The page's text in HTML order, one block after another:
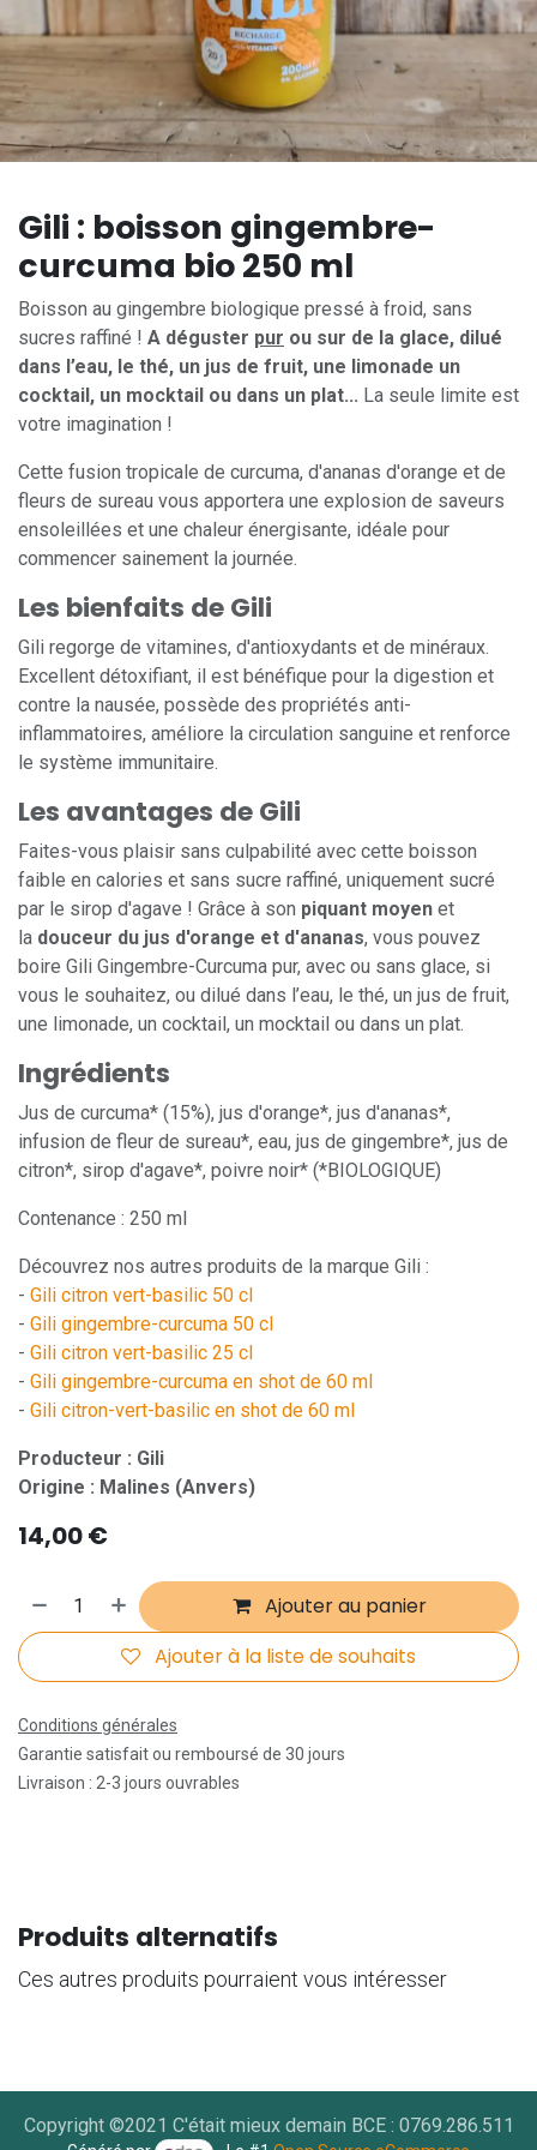
Gili : boisson gingembre-
curcuma bio 250 ml
Boisson au gingembre biologique pressé à froid, sans
sucres raffiné ! A déguster pur ou sur de la glace, dilué
dans l’eau, le thé, un jus de fruit, une limonade un
cocktail, un mocktail ou dans un plat... La seule limite est
votre imagination !
Cette fusion tropicale de curcuma, d'ananas d'orange et de
fleurs de sureau vous apportera une explosion de saveurs
ensoleillées et une chaleur énergisante, idéale pour
commencer sainement la journée.
Les bienfaits de Gili
Gili regorge de vitamines, d'antioxydants et de minéraux.
Excellent détoxifiant, il est bénéfique pour la digestion et
contre la nausée, possède des propriétés anti-
inflammatoires, améliore la circulation sanguine et renforce
le système immunitaire.
Les avantages de Gili
Faites-vous plaisir sans culpabilité avec cette boisson
faible en calories et sans sucre raffiné, uniquement sucré
par le sirop d'agave ! Grâce à son piquant moyen et
la douceur du jus d'orange et d'ananas, vous pouvez
boire Gili Gingembre-Curcuma pur, avec ou sans glace, si
vous le souhaitez, ou dilué dans l’eau, le thé, un jus de fruit,
une limonade, un cocktail, un mocktail ou dans un plat.
Ingrédients
Jus de curcuma* (15%), jus d'orange*, jus d'ananas*,
infusion de fleur de sureau*, eau, jus de gingembre*, jus de
citron*, sirop d'agave*, poivre noir* (*BIOLOGIQUE)
Contenance : 250 ml
Découvrez nos autres produits de la marque Gili :
- Gili citron vert-basilic 50 cl
- Gili gingembre-curcuma 50 cl
- Gili citron vert-basilic 25 cl
- Gili gingembre-curcuma en shot de 60 ml
- Gili citron-vert-basilic en shot de 60 ml
Producteur : Gili
Origine : Malines (Anvers)
14,00€
Ajouter au panier
Ajouter à la liste de souhaits
Conditions générales
Garantie satisfait ou remboursé de 30 jours
Livraison : 2-3 jours ouvrables
Produits alternatifs
Ces autres produits pourraient vous intéresser
Copyright ©2021 C'était mieux demain BCE : 0769.286.511